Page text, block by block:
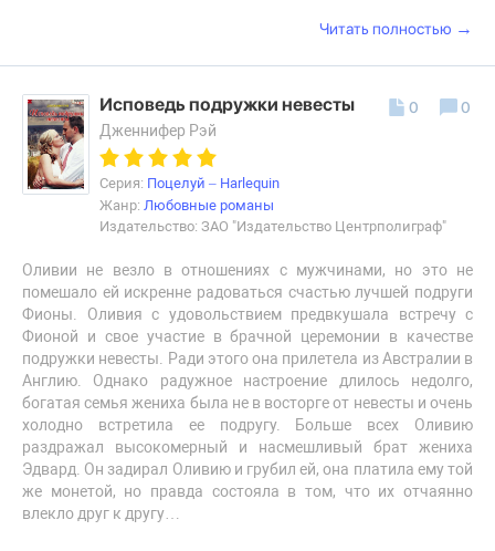
Читать полностью →
Исповедь подружки невесты
Дженнифер Рэй
Серия: Поцелуй – Harlequin
Жанр: Любовные романы
Издательство: ЗАО "Издательство Центрполиграф"
Оливии не везло в отношениях с мужчинами, но это не
помешало ей искренне радоваться счастью лучшей подруги
Фионы. Оливия с удовольствием предвкушала встречу с
Фионой и свое участие в брачной церемонии в качестве
подружки невесты. Ради этого она прилетела из Австралии в
Англию. Однако радужное настроение длилось недолго,
богатая семья жениха была не в восторге от невесты и очень
холодно встретила ее подругу. Больше всех Оливию
раздражал высокомерный и насмешливый брат жениха
Эдвард. Он задирал Оливию и грубил ей, она платила ему той
же монетой, но правда состояла в том, что их отчаянно
влекло друг к другу…
0 0